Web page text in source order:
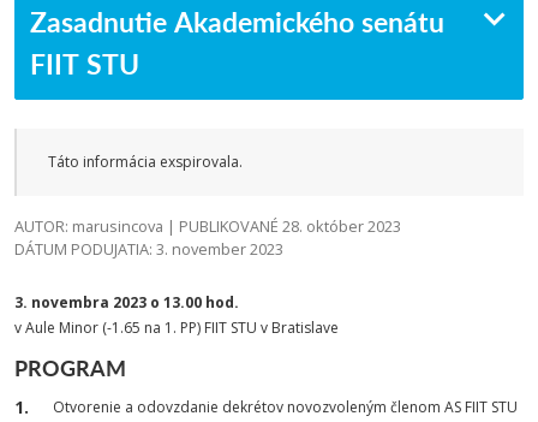
Zasadnutie Akademického senátu
FIIT STU
Táto informácia exspirovala.
AUTOR: marusincova | PUBLIKOVANÉ 28. október 2023
DÁTUM PODUJATIA: 3. november 2023
3. novembra 2023 o 13.00 hod.
v Aule Minor (-1.65 na 1. PP) FIIT STU v Bratislave
PROGRAM
Otvorenie a odovzdanie dekrétov novozvoleným členom AS FIIT STU